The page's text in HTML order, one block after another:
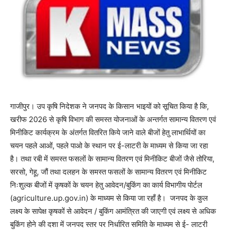
गाजीपुर। उप कृषि निदेशक ने जनपद के किसान भाइयों को सूचित किया है कि,
खरीफ 2026 से कृषि विभाग की समस्त योजनाओं के अन्तर्गत सामान्य वितरण एवं
मिनीकिट कार्यक्रम के अंतर्गत वितरित किये जाने वाले बीजों हेतु लाभार्थियों का
चयन पहले आओं, पहले पाओ के स्थान पर ई-लाटरी के माध्यम से किया जा रहा
है। तथा रबी में समस्त फसलों के सामान्य वितरण एवं मिनीकिट बीजों जैसे तोरिया,
सरसो, गेहू, जौं तथा दलहन के समस्त फसलों के सामान्य वितरण एवं मिनीकिट
निःशुल्क बीजों में कृषकों के चयन हेतु आवेदन/बुकिंग का कार्य विभागीय पोर्टल
(agriculture.up.gov.in) के माध्यम से किया जा रहाँ है। जनपद के कुल
लक्ष्य के सापेक्ष कृषकों से आवेदन / बुकिंग आमंत्रित की जाएगी एवं लक्ष्य से अधिक
बुकिंग होने की दशा में जनपद स्तर पर निर्धारित समिति के माध्यम से ई- लाटरी